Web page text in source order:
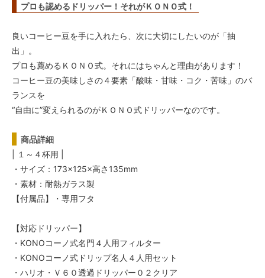
プロも認めるドリッパー！それがＫＯＮＯ式！
良いコーヒー豆を手に入れたら、次に大切にしたいのが「抽
出」。
プロも薦めるＫＯＮＯ式。それにはちゃんと理由があります！
コーヒー豆の美味しさの４要素「酸味・甘味・コク・苦味」のバ
ランスを
“自由に”変えられるのがＫＯＮＯ式ドリッパーなのです。
商品詳細
| １～４杯用 |
・サイズ：173×125×高さ135mm
・素材：耐熱ガラス製
【付属品】・専用フタ
【対応ドリッパー】
・KONOコーノ式名門４人用フィルター
・KONOコーノ式ドリップ名人４人用セット
・ハリオ・Ｖ６０透過ドリッパー０２クリア